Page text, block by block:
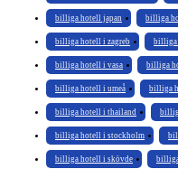
billiga hotell japan billiga
billiga hotell i zagreb billiga
billiga hotell i vasa billiga
billiga hotell i umeå billiga
billiga hotell i thailand
billiga hotell i stockholm
billiga hotell i skövde